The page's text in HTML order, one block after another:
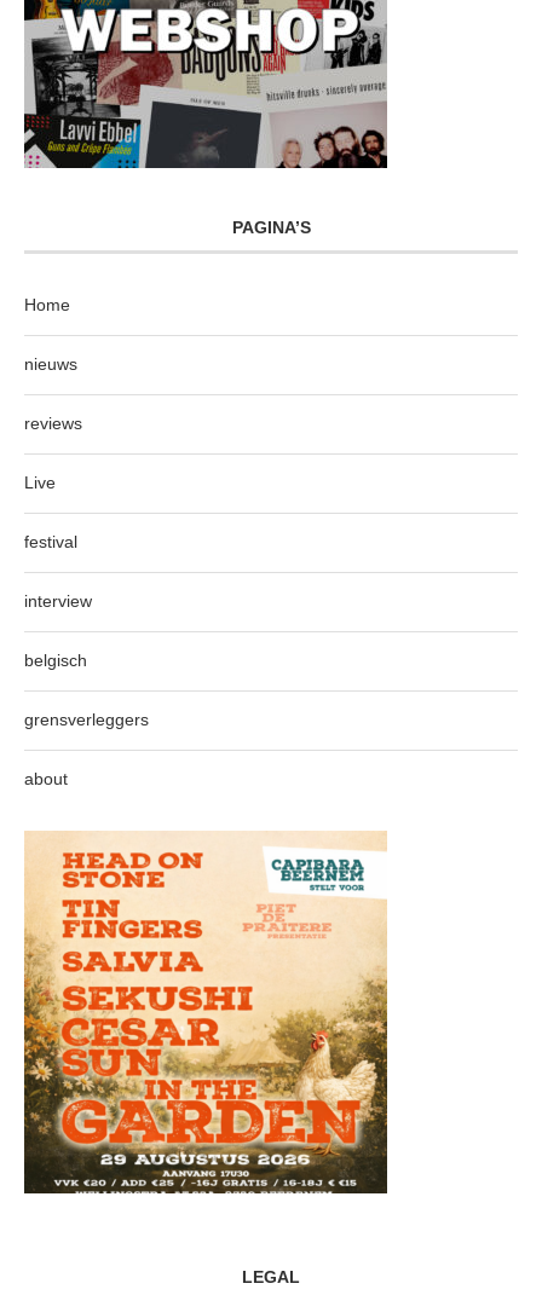
PAGINA’S
Home
nieuws
reviews
Live
festival
interview
belgisch
grensverleggers
about
LEGAL